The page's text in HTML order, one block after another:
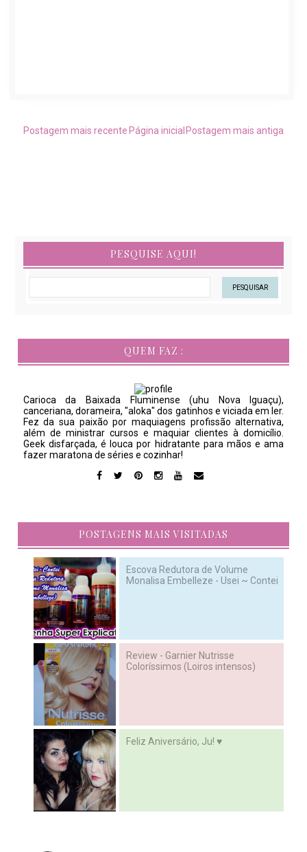
Postagem mais recente Postagem mais antiga
Página inicial
PESQUISE AQUI!
QUEM FAZ :
Carioca da Baixada Fluminense (uhu Nova Iguaçu),
canceriana, dorameira, "aloka" dos gatinhos e viciada em ler.
Fez da sua paixão por maquiagens profissão alternativa,
além de ministrar cursos e maquiar clientes à domicílio.
Geek disfarçada, é louca por hidratante para mãos e ama
fazer maratona de séries e cozinhar!
POSTAGENS MAIS VISITADAS
Escova Redutora de Volume
Monalisa Embelleze - Usei ~ Contei
Review - Garnier Nutrisse
Coloríssimos (Loiros intensos)
Feliz Aniversário, Ju! ♥